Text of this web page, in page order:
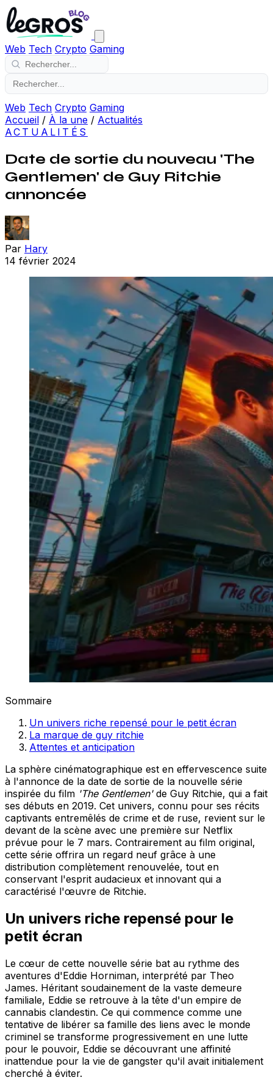
Web Tech Crypto Gaming
Web Tech Crypto Gaming
Accueil / À la une / Actualités
ACTUALITÉS
Date de sortie du nouveau 'The
Gentlemen' de Guy Ritchie
annoncée
Par Hary
14 février 2024
Sommaire
Un univers riche repensé pour le petit écran
La marque de guy ritchie
Attentes et anticipation
La sphère cinématographique est en effervescence suite
à l'annonce de la date de sortie de la nouvelle série
inspirée du film 'The Gentlemen'de Guy Ritchie, qui a fait
ses débuts en 2019. Cet univers, connu pour ses récits
captivants entremêlés de crime et de ruse, revient sur le
devant de la scène avec une première sur Netflix
prévue pour le 7 mars. Contrairement au film original,
cette série offrira un regard neuf grâce à une
distribution complètement renouvelée, tout en
conservant l'esprit audacieux et innovant qui a
caractérisé l'œuvre de Ritchie.
Un univers riche repensé pour le
petit écran
Le cœur de cette nouvelle série bat au rythme des
aventures d'Eddie Horniman, interprété par Theo
James. Héritant soudainement de la vaste demeure
familiale, Eddie se retrouve à la tête d'un empire de
cannabis clandestin. Ce qui commence comme une
tentative de libérer sa famille des liens avec le monde
criminel se transforme progressivement en une lutte
pour le pouvoir, Eddie se découvrant une affinité
inattendue pour la vie de gangster qu'il avait initialement
cherché à éviter.